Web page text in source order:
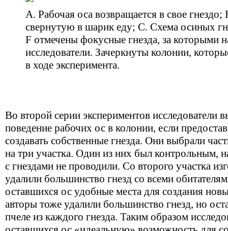
А. Рабочая оса возвращается в свое гнездо;
свернутую в шарик еду; С. Схема осиных
F отмечены фокусные гнезда, за которыми
исследователи. Зачеркнуты колонии,
в ходе эксперимента.
Во второй серии экспериментов исследователи
поведение рабочих ос в колонии, если
создавать собственные гнезда. Они выбрали
на три участка. Один из них был контрольным,
с гнездами не проводили. Со второго участка
удалили большинство гнезд со всеми
оставшихся ос удобные места для создания
авторы тоже удалили большинство гнезд, но
пчеле из каждого гнезда. Таким образом